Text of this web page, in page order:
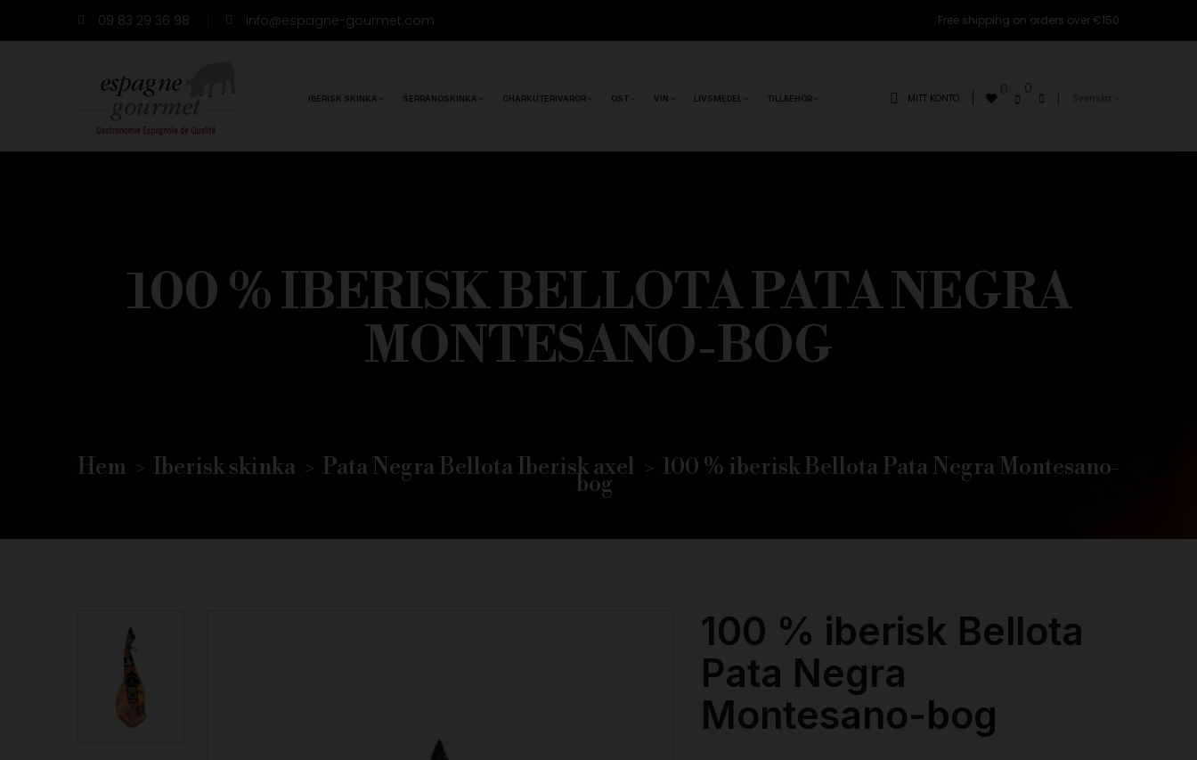
09 83 29 36 98 info@espagne-gourmet.com Free shipping on orders over €150
IBERISK SKINKA SERRANOSKINKA CHARKUTERIVAROR OST VIN LIVSMEDEL TILLBEHÖR MITT KONTO
100 % IBERISK BELLOTA PATA NEGRA
MONTESANO-BOG
Hem Iberisk skinka Pata Negra Bellota Iberisk axel 100 % iberisk Bellota Pata Negra Montesano-
bog
100 % iberisk Bellota
Pata Negra
Montesano-bog